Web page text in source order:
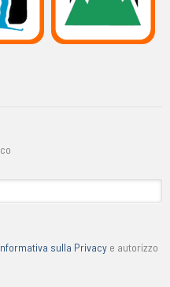
sulla Privacy e autorizzo